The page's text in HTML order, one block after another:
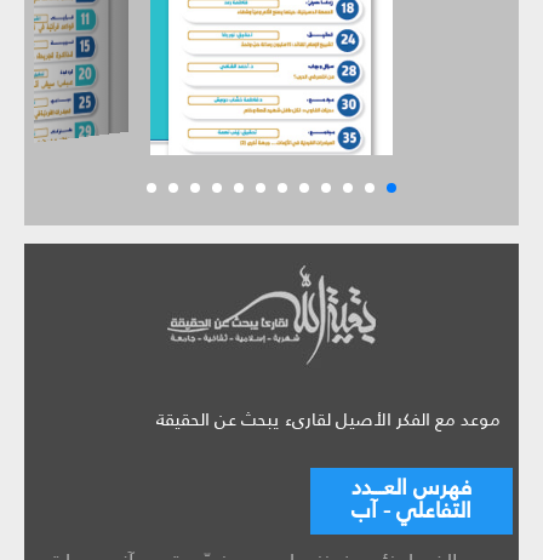
موعد مع الفكر الأصيل لقارىء يبحث عن الحقيقة
فهرس العـــدد
التفاعلي - آب